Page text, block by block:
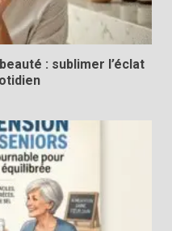
: sublimer l’éclat